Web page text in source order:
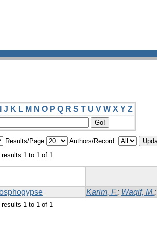
J K L M N O P Q R S T U V W X Y Z
Results/Page
Authors/Record:
results 1 to 1 of 1
Karim, F.; Waqif, M.;
results 1 to 1 of 1